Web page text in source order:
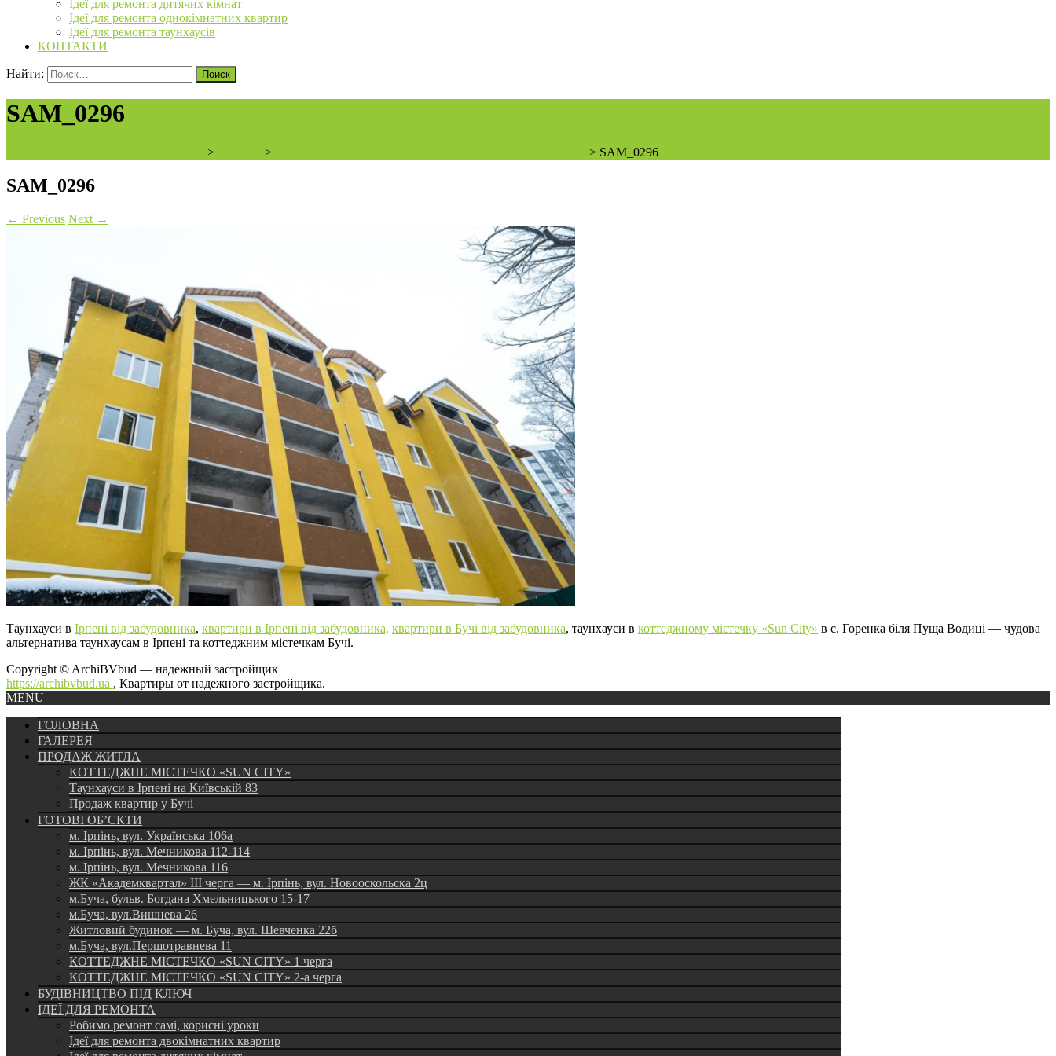
Ідеї для ремонта дитячих кімнат
Ідеї для ремонта однокімнатних квартир
Ідеї для ремонта таунхаусів
КОНТАКТИ
Найти:
SAM_0296
> > > SAM_0296
SAM_0296
← Previous Next →
Таунхауси в Ірпені від забудовника, квартири в Ірпені від забудовника, квартири в Бучі від забудовника, таунхауси в коттеджному містечку «Sun City» в с. Горенка біля Пуща Водиці — чудова
альтернатива таунхаусам в Ірпені та коттеджним містечкам Бучі.
Copyright © ArchiBVbud — надежный застройщик
https://archibvbud.ua , Квартиры от надежного застройщика.
MENU
ГОЛОВНА
ГАЛЕРЕЯ
ПРОДАЖ ЖИТЛА
КОТТЕДЖНЕ МІСТЕЧКО «SUN CITY»
Таунхауси в Ірпені на Київській 83
Продаж квартир у Бучі
ГОТОВІ ОБ’ЄКТИ
м. Ірпінь, вул. Українська 106а
м. Ірпінь, вул. Мечникова 112-114
м. Ірпінь, вул. Мечникова 116
ЖК «Академквартал» III черга — м. Ірпінь, вул. Новооскольска 2ц
м.Буча, бульв. Богдана Хмельницького 15-17
м.Буча, вул.Вишнева 26
Житловий будинок — м. Буча, вул. Шевченка 22б
м.Буча, вул.Першотравнева 11
КОТТЕДЖНЕ МІСТЕЧКО «SUN CITY» 1 черга
КОТТЕДЖНЕ МІСТЕЧКО «SUN CITY» 2-а черга
БУДІВНИЦТВО ПІД КЛЮЧ
ІДЕЇ ДЛЯ РЕМОНТА
Робимо ремонт самі, корисні уроки
Ідеї для ремонта двокімнатних квартир